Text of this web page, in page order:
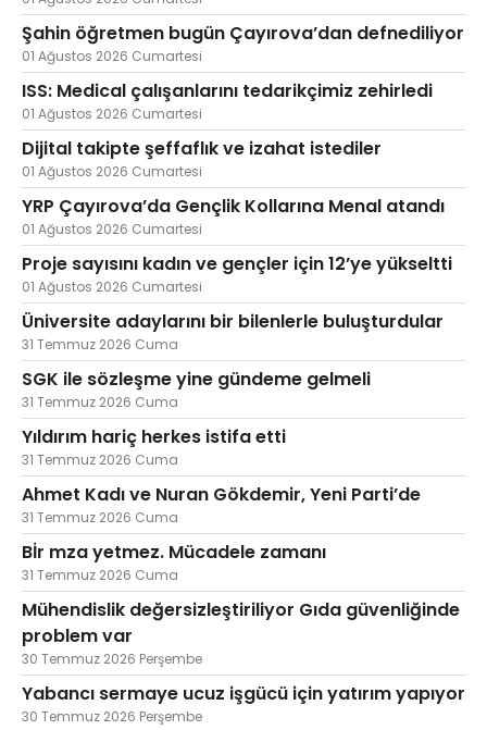
Şahin öğretmen bugün Çayırova’dan defnediliyor
01 Ağustos 2026 Cumartesi
ISS: Medical çalışanlarını tedarikçimiz zehirledi
01 Ağustos 2026 Cumartesi
Dijital takipte şeffaflık ve izahat istediler
01 Ağustos 2026 Cumartesi
YRP Çayırova’da Gençlik Kollarına Menal atandı
01 Ağustos 2026 Cumartesi
Proje sayısını kadın ve gençler için 12’ye yükseltti
01 Ağustos 2026 Cumartesi
Üniversite adaylarını bir bilenlerle buluşturdular
31 Temmuz 2026 Cuma
SGK ile sözleşme yine gündeme gelmeli
31 Temmuz 2026 Cuma
Yıldırım hariç herkes istifa etti
31 Temmuz 2026 Cuma
Ahmet Kadı ve Nuran Gökdemir, Yeni Parti’de
31 Temmuz 2026 Cuma
Bİr mza yetmez. Mücadele zamanı
31 Temmuz 2026 Cuma
Mühendislik değersizleştiriliyor Gıda güvenliğinde
problem var
30 Temmuz 2026 Perşembe
Yabancı sermaye ucuz işgücü için yatırım yapıyor
30 Temmuz 2026 Perşembe